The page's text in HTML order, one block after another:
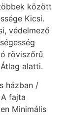
között
Kicsi.
védelmező
röviszőrű
alatti.
házban /
fajta
Minimális